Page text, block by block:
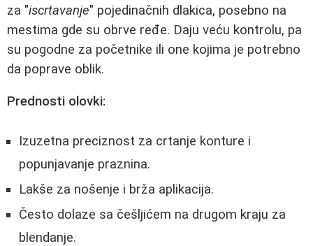
za "iscrtavanje" pojedinačnih dlakica, posebno na
mestima gde su obrve ređe. Daju veću kontrolu, pa
su pogodne za početnike ili one kojima je potrebno
da poprave oblik.
Prednosti olovki:
Izuzetna preciznost za crtanje konture i
popunjavanje praznina.
Lakše za nošenje i brža aplikacija.
Često dolaze sa češljićem na drugom kraju za
blendanje.